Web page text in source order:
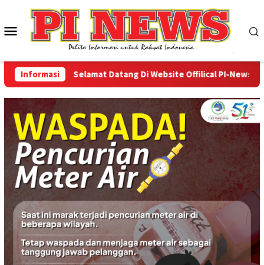
konten
Menu
Mobile
InformasiSelamat Datang Di Website Offilical PI-News